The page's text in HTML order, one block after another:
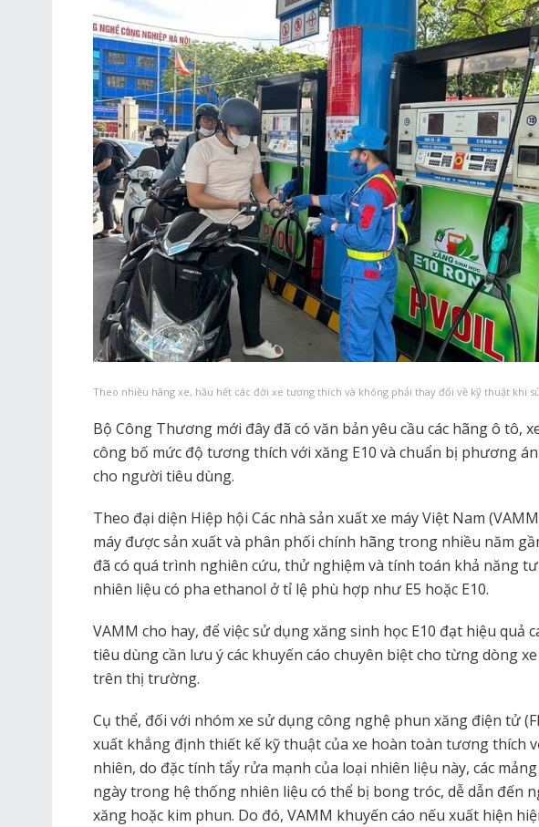
Theo nhiều hãng xe, hầu hết các đời xe tương thích và không phải thay đổi về kỹ thuật khi
Bộ Công Thương mới đây đã có văn bản yêu cầu các hãng ô tô,
công bố mức độ tương thích với xăng E10 và chuẩn bị phương
cho người tiêu dùng.
Theo đại diện Hiệp hội Các nhà sản xuất xe máy Việt Nam
máy được sản xuất và phân phối chính hãng trong nhiều năm
đã có quá trình nghiên cứu, thử nghiệm và tính toán khả năng
nhiên liệu có pha ethanol ở tỉ lệ phù hợp như E5 hoặc E10.
VAMM cho hay, để việc sử dụng xăng sinh học E10 đạt hiệu quả
tiêu dùng cần lưu ý các khuyến cáo chuyên biệt cho từng dòng
trên thị trường.
Cụ thể, đối với nhóm xe sử dụng công nghệ phun xăng điện tử
xuất khẳng định thiết kế kỹ thuật của xe hoàn toàn tương thích
nhiên, do đặc tính tẩy rửa mạnh của loại nhiên liệu này, các
ngày trong hệ thống nhiên liệu có thể bị bong tróc, dễ dẫn đến
xăng hoặc kim phun. Do đó, VAMM khuyến cáo nếu xuất hiện